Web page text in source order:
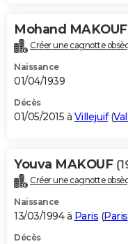
Mohand MAKOUF
Créer une cagnotte
Naissance
01/04/1939
Décès
01/05/2015 à Villejuif(
Youva MAKOUF
Créer une cagnotte
Naissance
13/03/1994 à Paris (Paris
Décès